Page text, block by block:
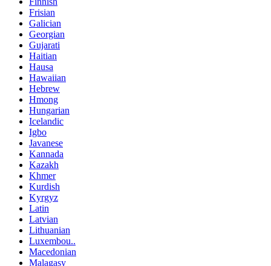
Frisian
Galician
Georgian
Gujarati
Haitian
Hausa
Hawaiian
Hebrew
Hmong
Hungarian
Icelandic
Igbo
Javanese
Kannada
Kazakh
Khmer
Kurdish
Kyrgyz
Latin
Latvian
Lithuanian
Luxembou..
Macedonian
Malagasy